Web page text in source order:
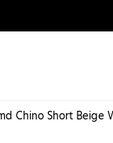
Chino Short Beige